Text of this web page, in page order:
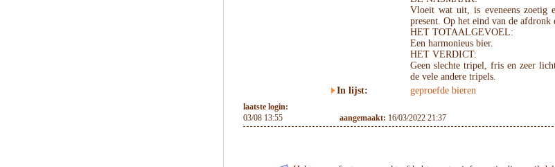
Vloeit wat uit, is eveneens zoetig
present. Op het eind van de afdronk
HET TOTAALGEVOEL:
Een harmonieus bier.
HET VERDICT:
Geen slechte tripel, fris en zeer
de vele andere tripels.
In lijst:
geproefde bieren
laatste login:
03/08 13:55
aangemaakt: 16/03/2022 21:37